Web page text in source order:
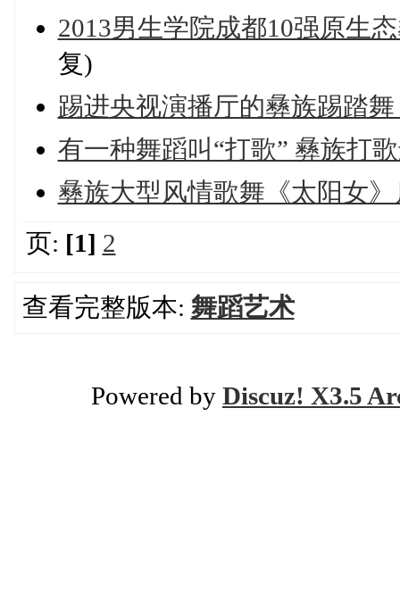
2013男生学院成都10强原生
复)
踢进央视演播厅的彝族踢踏
有一种舞蹈叫“打歌” 彝族打
彝族大型风情歌舞《太阳女
页: [1] 2
查看完整版本: 舞蹈艺术
Powered by Discuz! X3.5